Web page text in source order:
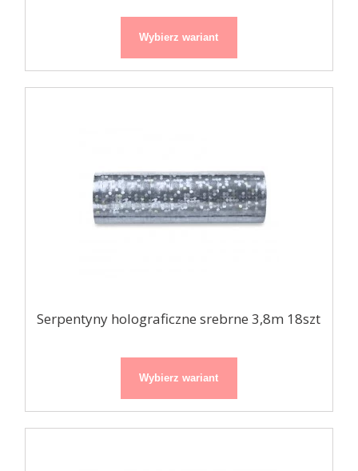
Wybierz wariant
Serpentyny holograficzne srebrne 3,8m 18szt
Wybierz wariant